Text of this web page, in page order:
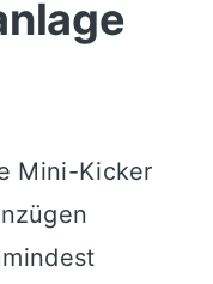
Mini-Kicker